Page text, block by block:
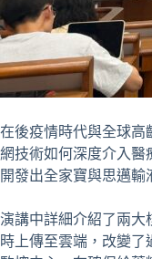
在後疫情時代與全球高
網技術如何深度介入醫
開發出全家寶與思邁輸
演講中詳細介紹了兩大
時上傳至雲端，改變